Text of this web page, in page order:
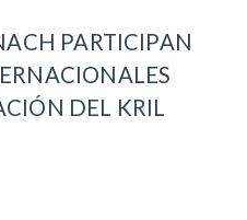
PARTICIPAN
DEL KRIL